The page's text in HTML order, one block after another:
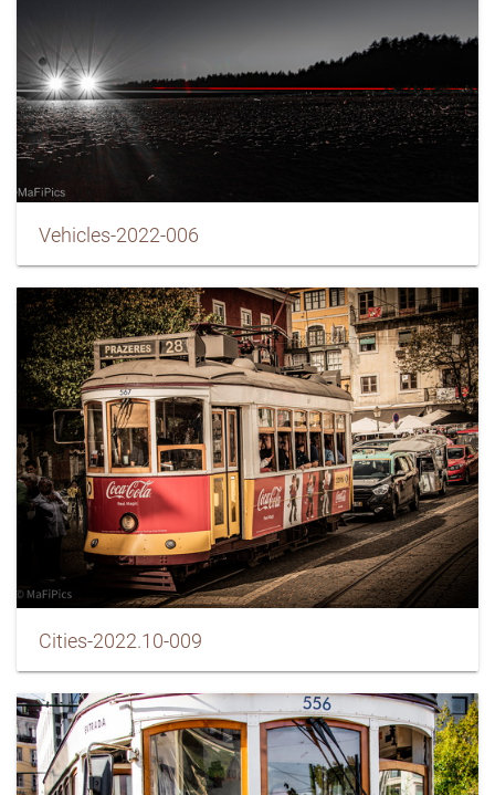
Vehicles-2022-006
Cities-2022.10-009